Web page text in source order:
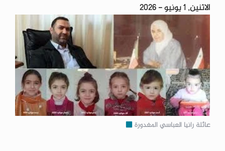
الاثنين, 1 يونيو - 2026
عائلة رانيا العباسي المغدورة